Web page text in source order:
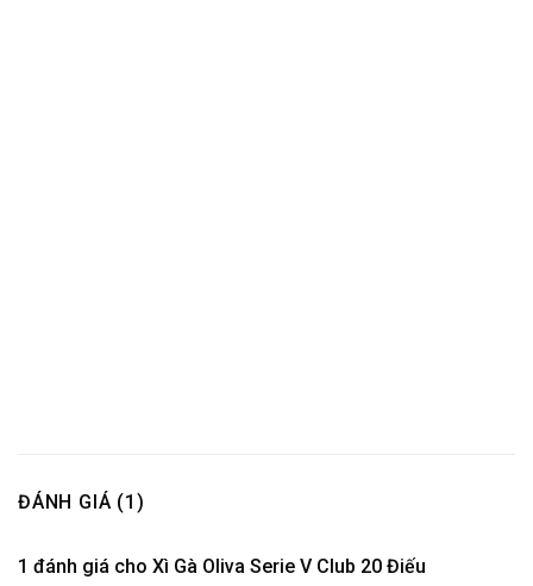
ĐÁNH GIÁ (1)
1 đánh giá cho Xì Gà Oliva Serie V Club 20 Điếu